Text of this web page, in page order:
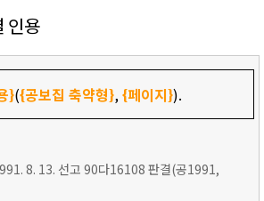
인용
}({공보집 축약형},{페이지}).
8. 13. 선고 90다16108 판결(공1991,